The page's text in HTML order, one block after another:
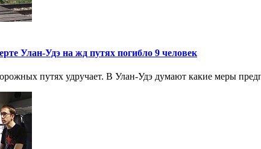
Улан-Удэ на жд путях погибло 9 человек
путях удручает. В Улан-Удэ думают какие меры